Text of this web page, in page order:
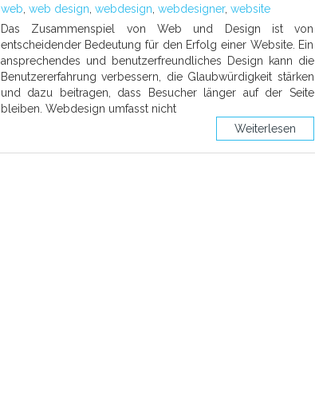
web web design webdesign webdesigner, website
Das Zusammenspiel von Web und Design ist von
entscheidender Bedeutung für den Erfolg einer Website. Ein
ansprechendes und benutzerfreundliches Design kann die
Benutzererfahrung verbessern, die Glaubwürdigkeit stärken
und dazu beitragen, dass Besucher länger auf der Seite
bleiben. Webdesign umfasst nicht
Weiterlesen